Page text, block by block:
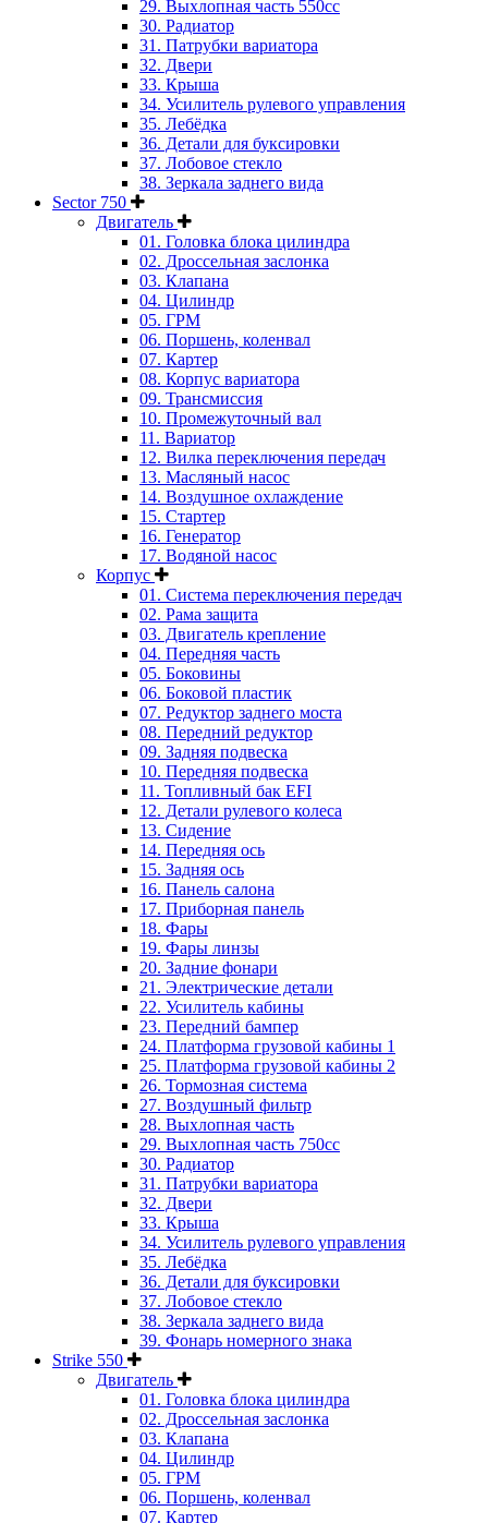
29. Выхлопная часть 550cc
30. Радиатор
31. Патрубки вариатора
32. Двери
33. Крыша
34. Усилитель рулевого управления
35. Лебёдка
36. Детали для буксировки
37. Лобовое стекло
38. Зеркала заднего вида
Sector 750
Двигатель
01. Головка блока цилиндра
02. Дроссельная заслонка
03. Клапана
04. Цилиндр
05. ГРМ
06. Поршень, коленвал
07. Картер
08. Корпус вариатора
09. Трансмиссия
10. Промежуточный вал
11. Вариатор
12. Вилка переключения передач
13. Масляный насос
14. Воздушное охлаждение
15. Стартер
16. Генератор
17. Водяной насос
Корпус
01. Система переключения передач
02. Рама защита
03. Двигатель крепление
04. Передняя часть
05. Боковины
06. Боковой пластик
07. Редуктор заднего моста
08. Передний редуктор
09. Задняя подвеска
10. Передняя подвеска
11. Топливный бак EFI
12. Детали рулевого колеса
13. Сидение
14. Передняя ось
15. Задняя ось
16. Панель салона
17. Приборная панель
18. Фары
19. Фары линзы
20. Задние фонари
21. Электрические детали
22. Усилитель кабины
23. Передний бампер
24. Платформа грузовой кабины 1
25. Платформа грузовой кабины 2
26. Тормозная система
27. Воздушный фильтр
28. Выхлопная часть
29. Выхлопная часть 750cc
30. Радиатор
31. Патрубки вариатора
32. Двери
33. Крыша
34. Усилитель рулевого управления
35. Лебёдка
36. Детали для буксировки
37. Лобовое стекло
38. Зеркала заднего вида
39. Фонарь номерного знака
Strike 550
Двигатель
01. Головка блока цилиндра
02. Дроссельная заслонка
03. Клапана
04. Цилиндр
05. ГРМ
06. Поршень, коленвал
07. Картер